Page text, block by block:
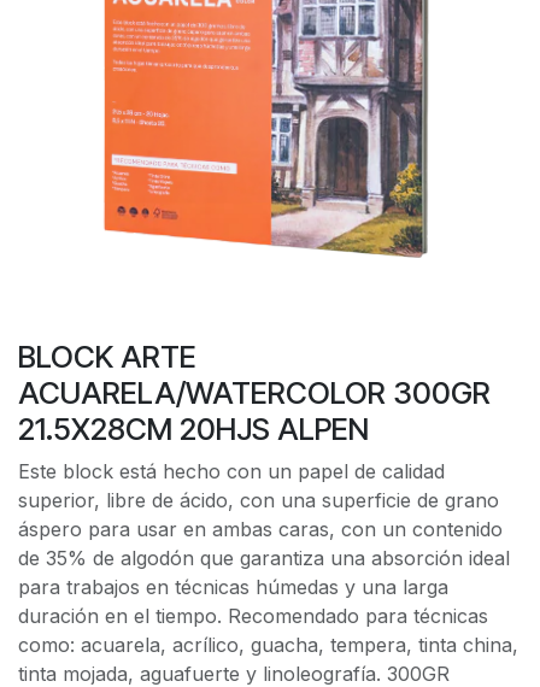
BLOCK ARTE
ACUARELA/WATERCOLOR 300GR
21.5X28CM 20HJS ALPEN
Este block está hecho con un papel de calidad
superior, libre de ácido, con una superficie de grano
áspero para usar en ambas caras, con un contenido
de 35% de algodón que garantiza una absorción ideal
para trabajos en técnicas húmedas y una larga
duración en el tiempo. Recomendado para técnicas
como: acuarela, acrílico, guacha, tempera, tinta china,
tinta mojada, aguafuerte y linoleografía. 300GR